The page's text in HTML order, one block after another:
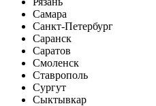
Самара
Санкт-Петербург
Саранск
Саратов
Смоленск
Ставрополь
Сургут
Сыктывкар